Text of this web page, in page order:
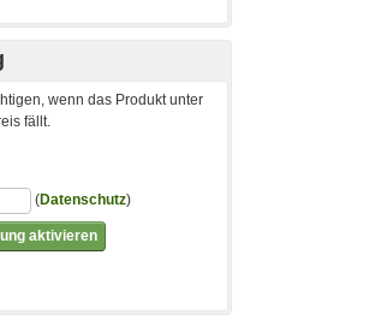
wenn das Produkt unter
fällt.
aktivieren
(Datenschutz)